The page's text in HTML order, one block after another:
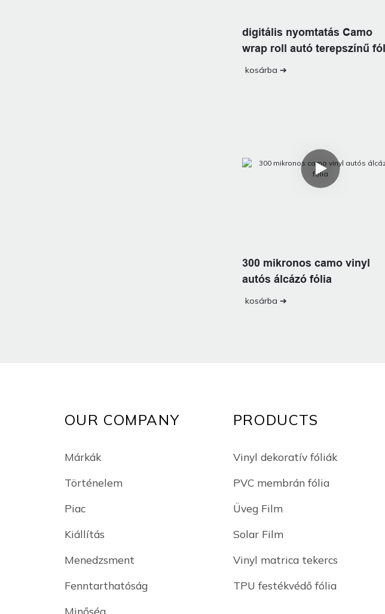
digitális nyomtatás Camo
wrap roll autó terepszínű
kosárba ➔
300 mikronos camo vinyl
autós álcázó fólia
kosárba ➔
OUR COMPANY
Márkák
Történelem
Piac
Kiállítás
Menedzsment
Fenntarthatóság
Minőség
PRODUCTS
Vinyl dekoratív fóliák
PVC membrán fólia
Üveg Film
Solar Film
Vinyl matrica tekercs
TPU festékvédő fólia